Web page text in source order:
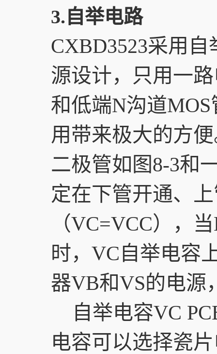
3.自举电路
CXBD3523采用
源设计，只用一
和低端N沟道
用带来极大的方
二极管如图8-3和
定在下管开通、
（VC=VCC），
时，VC自举电容
器VB和VS的电源
自举电容VC
电容可以选择瓷